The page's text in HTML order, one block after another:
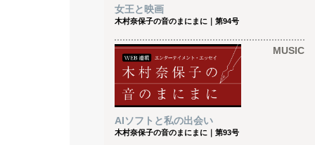
女王と映画
木村奈保子の音のまにまに｜第94号
MUSIC
AIソフトと私の出会い
木村奈保子の音のまにまに｜第93号